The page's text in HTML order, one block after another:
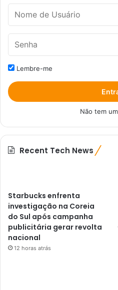
Lembre-me
Não tem
Recent Tech News
Starbucks enfrenta
investigação na Coreia
do Sul após campanha
publicitária gerar revolta
nacional
12 horas atrás